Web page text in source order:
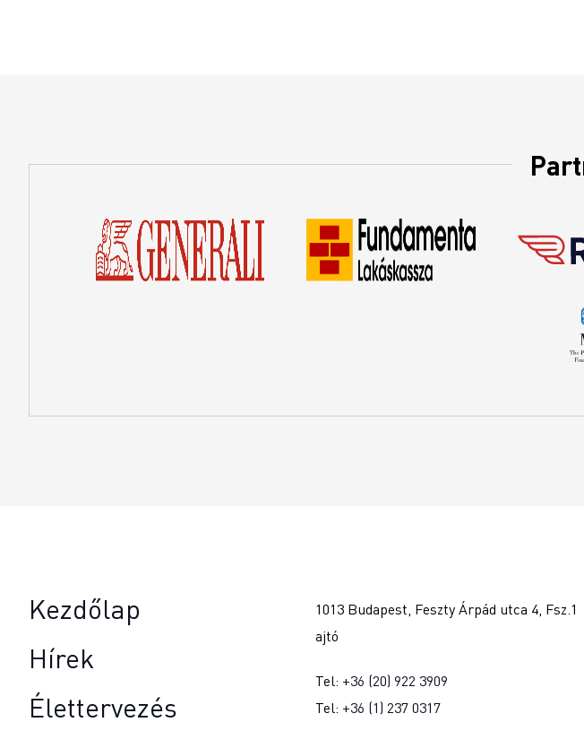
Kezdőlap
Hírek
Élettervezés
1013 Budapest, Feszty Árpád utca 4, Fsz.1
ajtó
Tel: +36 (20) 922 3909
Tel: +36 (1) 237 0317